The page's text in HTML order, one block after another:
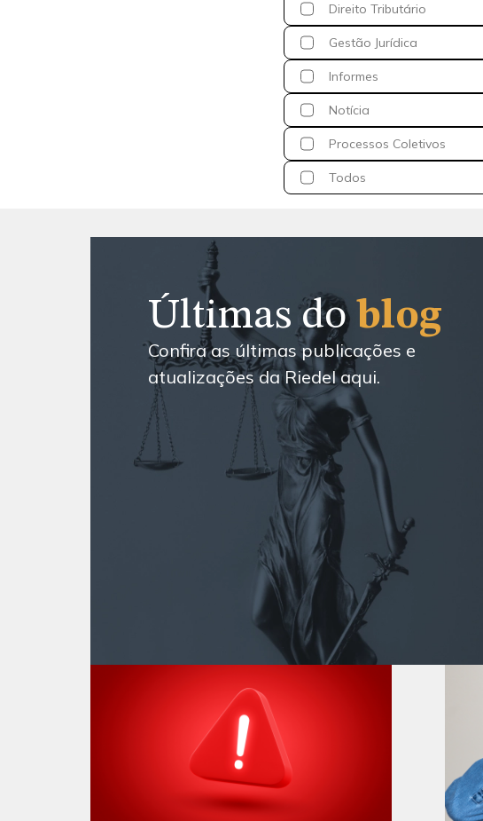
Direito Tributário
Gestão Jurídica
Informes
Notícia
Processos Coletivos
Todos
Últimas doblog
Confira as últimas publicações e
atualizações da Riedel aqui.